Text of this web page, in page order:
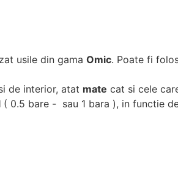
usile din gama Omic. Poate fi
de interior, atat mate cat si cele
( 0.5 bare - sau 1 bara ), in functie